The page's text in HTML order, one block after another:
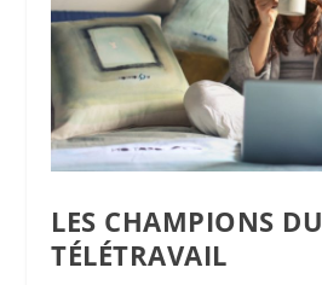
LES CHAMPIONS DU
TÉLÉTRAVAIL